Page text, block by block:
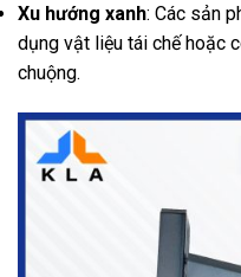
Xu hướng xanh: Các sản
dụng vật liệu tái chế hoặc
chuộng.